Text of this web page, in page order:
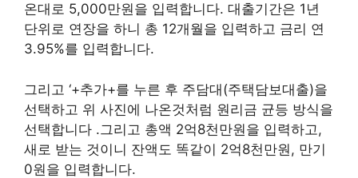
온대로 5,000만원을 입력합니다. 대출기간은 1년
단위로 연장을 하니 총 12개월을 입력하고 금리 연
3.95%를 입력합니다.
그리고 ‘+추가+를 누른 후 주담대(주택담보대출)을
선택하고 위 사진에 나온것처럼 원리금 균등 방식을
선택합니다 .그리고 총액 2억8천만원을 입력하고,
새로 받는 것이니 잔액도 똑같이 2억8천만원, 만기
0원을 입력합니다.